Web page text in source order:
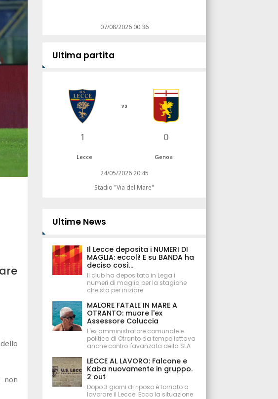
non
07/08/2026 00:36
Ultima partita
1
vs
0
Lecce Genoa
24/05/2026 20:45
Stadio "Via del Mare"
Ultime News
Il Lecce deposita i NUMERI DI
MAGLIA: eccoli! E su BANDA ha
deciso così...
Il club ha depositato in Lega i
numeri di maglia per la stagione
che sta per iniziare
MALORE FATALE IN MARE A
OTRANTO: muore l'ex
Assessore Coluccia
L'ex amministratore comunale e
politico di Otranto da tempo lottava
anche contro l'avanzata della SLA
LECCE AL LAVORO: Falcone e
Kaba nuovamente in gruppo.
2 out
Dopo 3 giorni di riposo è tornato a
lavorare il Lecce. Ecco la situazione